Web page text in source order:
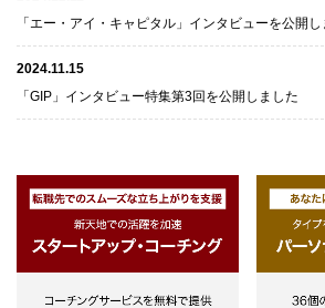
「エー・アイ・キャピタル」インタビューを公開し
2024.11.15
「GIP」インタビュー特集第3回を公開しました